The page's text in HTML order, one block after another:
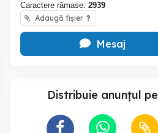
Caractere rămase: 2939
Adaugă fișier ?
Mesaj
Distribuie anunțul pe